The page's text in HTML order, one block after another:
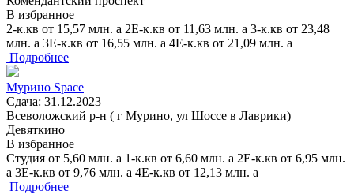
В избранное
2-к.кв от 15,57 млн. a 2Е-к.кв от 11,63 млн. a 3-к.кв от 23,48
млн. a 3Е-к.кв от 16,55 млн. a 4Е-к.кв от 21,09 млн. a
Подробнее
Мурино Space
Сдача: 31.12.2023
Всеволожский р-н ( г Мурино, ул Шоссе в Лаврики)
Девяткино
В избранное
Студия от 5,60 млн. a 1-к.кв от 6,60 млн. a 2Е-к.кв от 6,95 млн.
a 3Е-к.кв от 9,76 млн. a 4Е-к.кв от 12,13 млн. a
Подробнее